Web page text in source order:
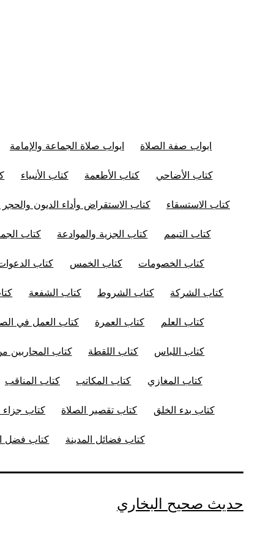
ابواب صفة الصلاة ابواب صلاة الجماعة والإمامة
كتاب الأضاحي كتاب الأطعمة كتاب الأنبياء
كتاب الاستسقاء كتاب الاستقراض وأداء الديون
كتاب التيمم كتاب الجزية والموادعة كتاب
كتاب الخصومات كتاب الخمس كتاب
كتاب الشركة كتاب الشروط كتاب الشفعة
كتاب العلم كتاب العمرة كتاب العمل في
كتاب اللباس كتاب اللقطة كتاب المحاربين
كتاب المغازي كتاب المكاتب كتاب المناقب
كتاب بدء الخلق كتاب تقصير الصلاة كتاب جزاء
كتاب فضائل المدينة كتاب فضل
حديث صحيح البخاري